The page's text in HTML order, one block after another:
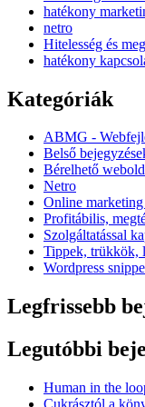
hatékony
netro
Hitelesség és
hatékony
Kategóriák
ABMG -
Belső
Bérelhető
Netro
Online
Profitábilis,
Szolgáltatással
Tippek, trükkök,
Wordpress
Legfrissebb
Legutóbbi
Human in the